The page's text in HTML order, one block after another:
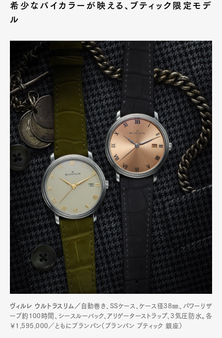
希少なバイカラーが映える、ブティック限定モデ
ル
ヴィルレ ウルトラスリム／ 自動巻き、SSケース、ケース径38㎜、パワーリザ
ーブ約100時間、シースルーバック、アリゲーターストラップ、3気圧防水。各
￥1,595,000／ともにブランパン（ブランパン ブティック 銀座）